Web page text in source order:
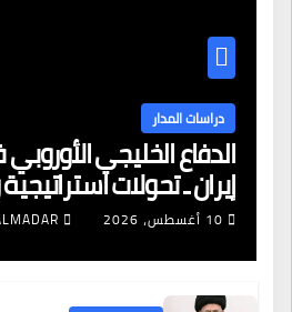
دراسات المدار
الدفاع الخليجي
إيران ـ تحولات
10 أغسطس، 2026